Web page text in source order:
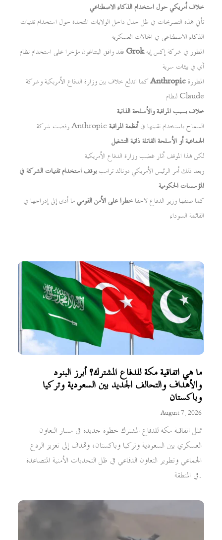
ما هي اتفاقية مكة للدفاع المشترك؟ أبرز البنود
والأهداف والتحالف الجديد بين السعودية وتركيا
وباكستان
August 7, 2026
تمثل اتفاقية مكة للدفاع المشترك خطوة جديدة في مسار التعاون
العسكري بين السعودية وتركيا وباكستان، وتهدف إلى تعزيز الردع
الجماعي وتطوير التعاون الدفاعي في ظل التحديات الأمنية المتصاعدة
في المنطقة.
خلاف أمريكي حول استخدام الذكاء الاصطناعي
تأتي هذه التصريحات في ظل جدل داخل الولايات المتحدة حول استخدام تقنيات
الذكاء الاصطناعي في المجالات العسكرية
Grokالمطور في شركة إكس إيه
آي في بيئات سرية
Anthropic
لنظام Claude
خلاف بسبب المراقبة والأسلحة الذاتية
رفضت شركة Anthropic السماح باستخدام تقنيتها فيأنظمة المراقبة
الجماعية أو الأسلحة القاتلة ذاتية التشغيل
لكن هذا الموقف أثار غضب وزارة الدفاع الأمريكية
وبعد ذلك أمر الرئيس الأمريكي دونالد ترامببوقف استخدام تقنيات الشركة في
المؤسسات الحكومية
كما صنفها وزير الدفاع لاحقاخطرا على الأمن القوميما أدى إلى إدراجها في
القائمة السوداء